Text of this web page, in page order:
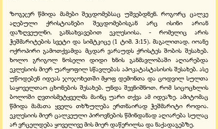
ზოგჯერ წმიდა მამები შეცდომებსაც უშვებდნენ. როგორც ცალკე
აღებული ქრისტიანები შეცდომებისგან არც ისინი არიან
დაზღვეულნი, განსახვავებით ეკლესიისა, - რომელიც არის
ჭეშმარიტების სვეტი და სიმტკიცე (1 ტიმ. 3:15). მაგალითად, იოანე
ოქროპირი გამოთქვამდა მცდარ ვარაუდს ქრისტეს შობის შესახებ.
ხოლო გრიგოლ ნოსელი დიდი ხნის განმავლობაში აღიარებდა
ეკლესიის მიერ უარყოფილ სწავლებას აპოკატასტასისის შესახებ. ასე
უწოდებენ იდეას ჯოჯოხეთში მყოფ დემონთა და ცოდვილ სულთა
საყოველთაო ცხონების შესახებ. უნდა შევნიშნოთ, რომ სიცოცხლის
ბოლოში ღვთისმეტყველმა მაინც უარი თქვა ამ იდეაზე. ამიტომაც
წმიდა მამათა ყველა თხზულება ერთნაირად ჭეშმარიტი როდია.
ეკლესიის მიერ ცალკეული პიროვნების წმინდანად აღიარება სულაც
არ ვრცელდება ყოველივე მის მიერ დაწერილსა და ნაქადაგებზე.